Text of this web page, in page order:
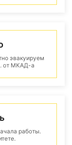
эвакуируем
от МКАД-а
работы.